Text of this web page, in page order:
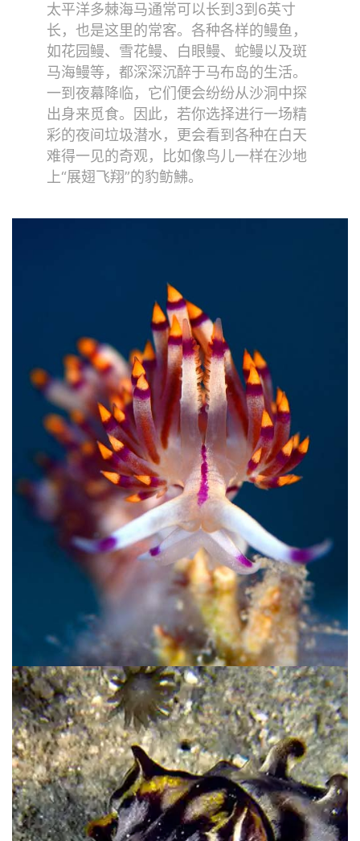
太平洋多棘海马通常可以长到3到6英寸
长，也是这里的常客。各种各样的鳗鱼，
如花园鳗、雪花鳗、白眼鳗、蛇鳗以及斑
马海鳗等，都深深沉醉于马布岛的生活。
一到夜幕降临，它们便会纷纷从沙洞中探
出身来觅食。因此，若你选择进行一场精
彩的夜间垃圾潜水，更会看到各种在白天
难得一见的奇观，比如像鸟儿一样在沙地
上“展翅飞翔”的豹鲂鮄。